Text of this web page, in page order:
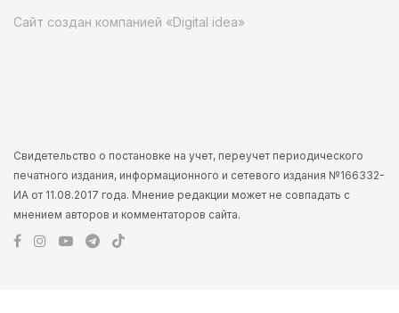
Сайт создан компанией «Digital idea»
Свидетельство о постановке на учет, переучет периодического
печатного издания, информационного и сетевого издания №166332-
ИА от 11.08.2017 года. Мнение редакции может не совпадать с
мнением авторов и комментаторов сайта.